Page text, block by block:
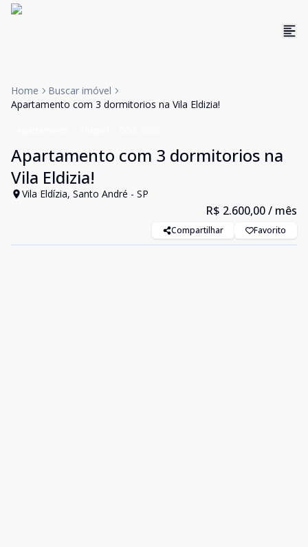
Home
Buscar imóvel
Apartamento com 3 dormitorios na Vila Eldizia!
Apartamento com 3 dormitorios na
Vila Eldizia!
Vila Eldízia, Santo André - SP
R$ 2.600,00/ mês
Compartilhar Favorito